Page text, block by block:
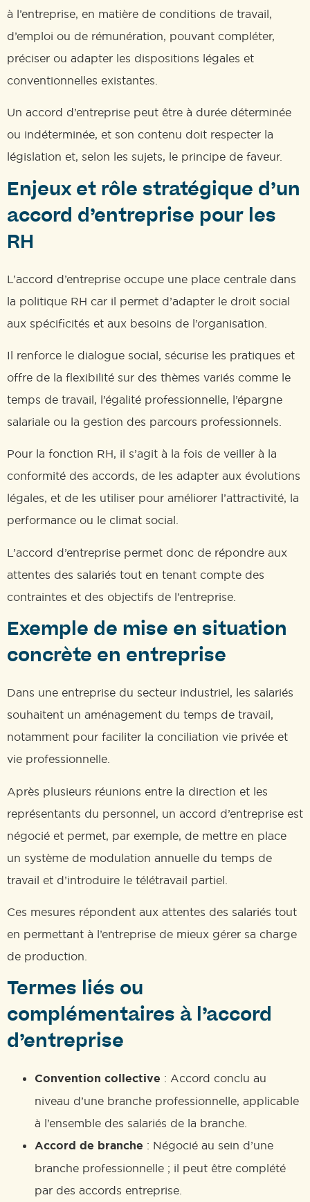
à l’entreprise, en matière de conditions de travail,
d’emploi ou de rémunération, pouvant compléter,
préciser ou adapter les dispositions légales et
conventionnelles existantes.
Un accord d’entreprise peut être à durée déterminée
ou indéterminée, et son contenu doit respecter la
législation et, selon les sujets, le principe de faveur.
Enjeux et rôle stratégique d’un
accord d’entreprise pour les
RH
L’accord d’entreprise occupe une place centrale dans
la politique RH car il permet d’adapter le droit social
aux spécificités et aux besoins de l’organisation.
Il renforce le dialogue social, sécurise les pratiques et
offre de la flexibilité sur des thèmes variés comme le
temps de travail, l’égalité professionnelle, l’épargne
salariale ou la gestion des parcours professionnels.
Pour la fonction RH, il s’agit à la fois de veiller à la
conformité des accords, de les adapter aux évolutions
légales, et de les utiliser pour améliorer l’attractivité, la
performance ou le climat social.
L’accord d’entreprise permet donc de répondre aux
attentes des salariés tout en tenant compte des
contraintes et des objectifs de l’entreprise.
Exemple de mise en situation
concrète en entreprise
Dans une entreprise du secteur industriel, les salariés
souhaitent un aménagement du temps de travail,
notamment pour faciliter la conciliation vie privée et
vie professionnelle.
Après plusieurs réunions entre la direction et les
représentants du personnel, un accord d’entreprise est
négocié et permet, par exemple, de mettre en place
un système de modulation annuelle du temps de
travail et d’introduire le télétravail partiel.
Ces mesures répondent aux attentes des salariés tout
en permettant à l’entreprise de mieux gérer sa charge
de production.
Termes liés ou
complémentaires à l’accord
d’entreprise
Convention collective : Accord conclu au
niveau d’une branche professionnelle, applicable
à l’ensemble des salariés de la branche.
Accord de branche : Négocié au sein d’une
branche professionnelle ; il peut être complété
par des accords entreprise.